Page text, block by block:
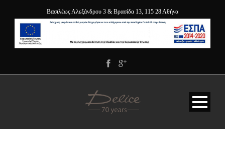
Βασιλέως Αλεξάνδρου 3 & Βρασίδα 13, 115 28 Αθήνα